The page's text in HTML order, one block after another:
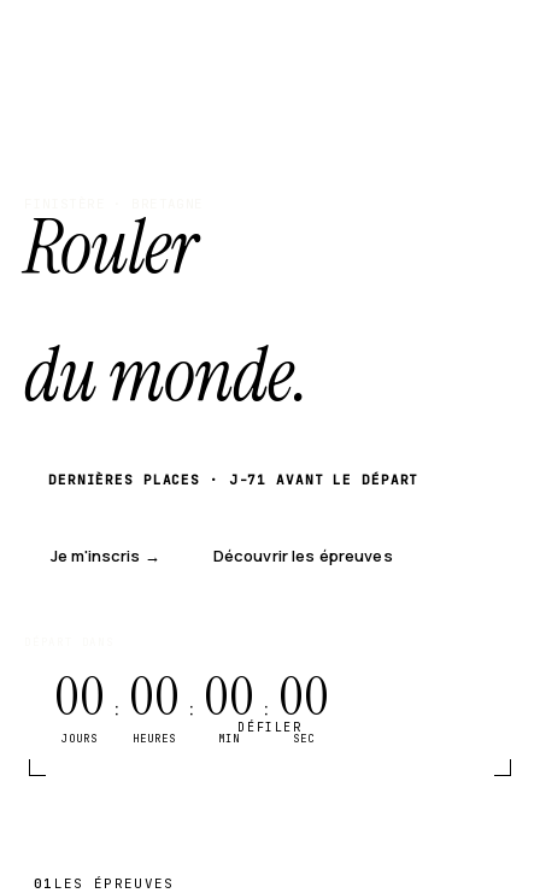
Rouler
du monde.
DERNIÈRES PLACES · J-71 AVANT LE DÉPART
Je m'inscris → Découvrir les épreuves
00
JOURS
: 00
HEURES
: 00
MIN
: 00
SEC
DÉFILER
01 LES ÉPREUVES